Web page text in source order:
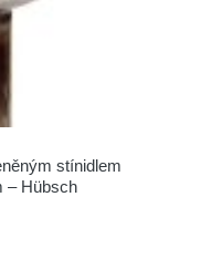
stínidlem
– Hübsch